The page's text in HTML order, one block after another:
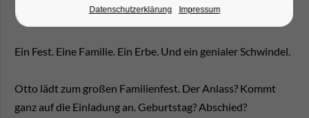
von Renate Weilmann
Ein Fest. Eine Familie. Ein Erbe. Und ein genialer Schwindel.
Otto lädt zum großen Familienfest. Der Anlass? Kommt
ganz auf die Einladung an. Geburtstag? Abschied?
Datenschutzerklärung Impressum